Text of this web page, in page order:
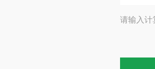
请输入计